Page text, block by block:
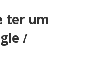
ter um
/